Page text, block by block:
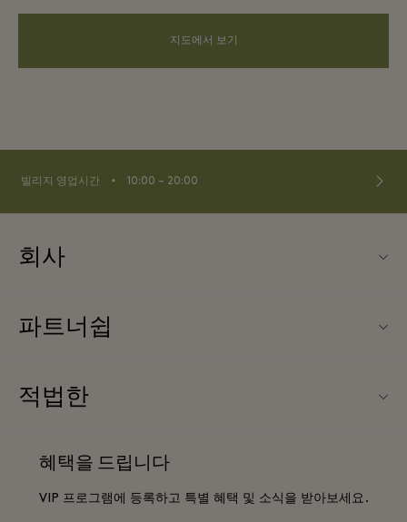
지도에서 보기
빌리지 영업시간 ⬩ 10:00 – 20:00
회사
FAQ
문의하기
커리어
파트너쉽
파트너가되다
적법한
프리빌리지 약관
혜택을 드립니다
VIP 프로그램에 등록하고 특별 혜택 및 소식을 받아보세요.